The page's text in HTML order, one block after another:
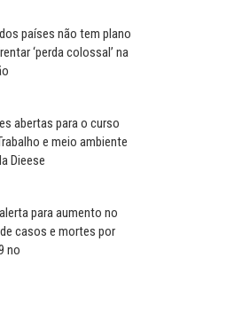
países não tem plano
‘perda colossal’ na
abertas para o curso
e meio ambiente
Dieese
para aumento no
casos e mortes por
no